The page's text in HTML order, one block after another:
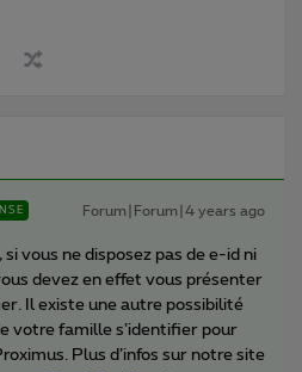
Forum|Forum|4 years ago
, si vous ne disposez pas de e-id ni
devez en effet vous présenter
Il existe une autre possibilité
votre famille s’identifier pour
Plus d’infos sur notre site